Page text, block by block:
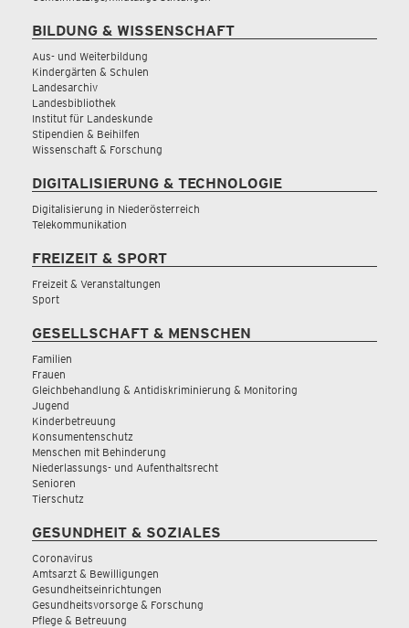
BILDUNG & WISSENSCHAFT
Aus- und Weiterbildung
Kindergärten & Schulen
Landesarchiv
Landesbibliothek
Institut für Landeskunde
Stipendien & Beihilfen
Wissenschaft & Forschung
DIGITALISIERUNG & TECHNOLOGIE
Digitalisierung in Niederösterreich
Telekommunikation
FREIZEIT & SPORT
Freizeit & Veranstaltungen
Sport
GESELLSCHAFT & MENSCHEN
Familien
Frauen
Gleichbehandlung & Antidiskriminierung & Monitoring
Jugend
Kinderbetreuung
Konsumentenschutz
Menschen mit Behinderung
Niederlassungs- und Aufenthaltsrecht
Senioren
Tierschutz
GESUNDHEIT & SOZIALES
Coronavirus
Amtsarzt & Bewilligungen
Gesundheitseinrichtungen
Gesundheitsvorsorge & Forschung
Pflege & Betreuung